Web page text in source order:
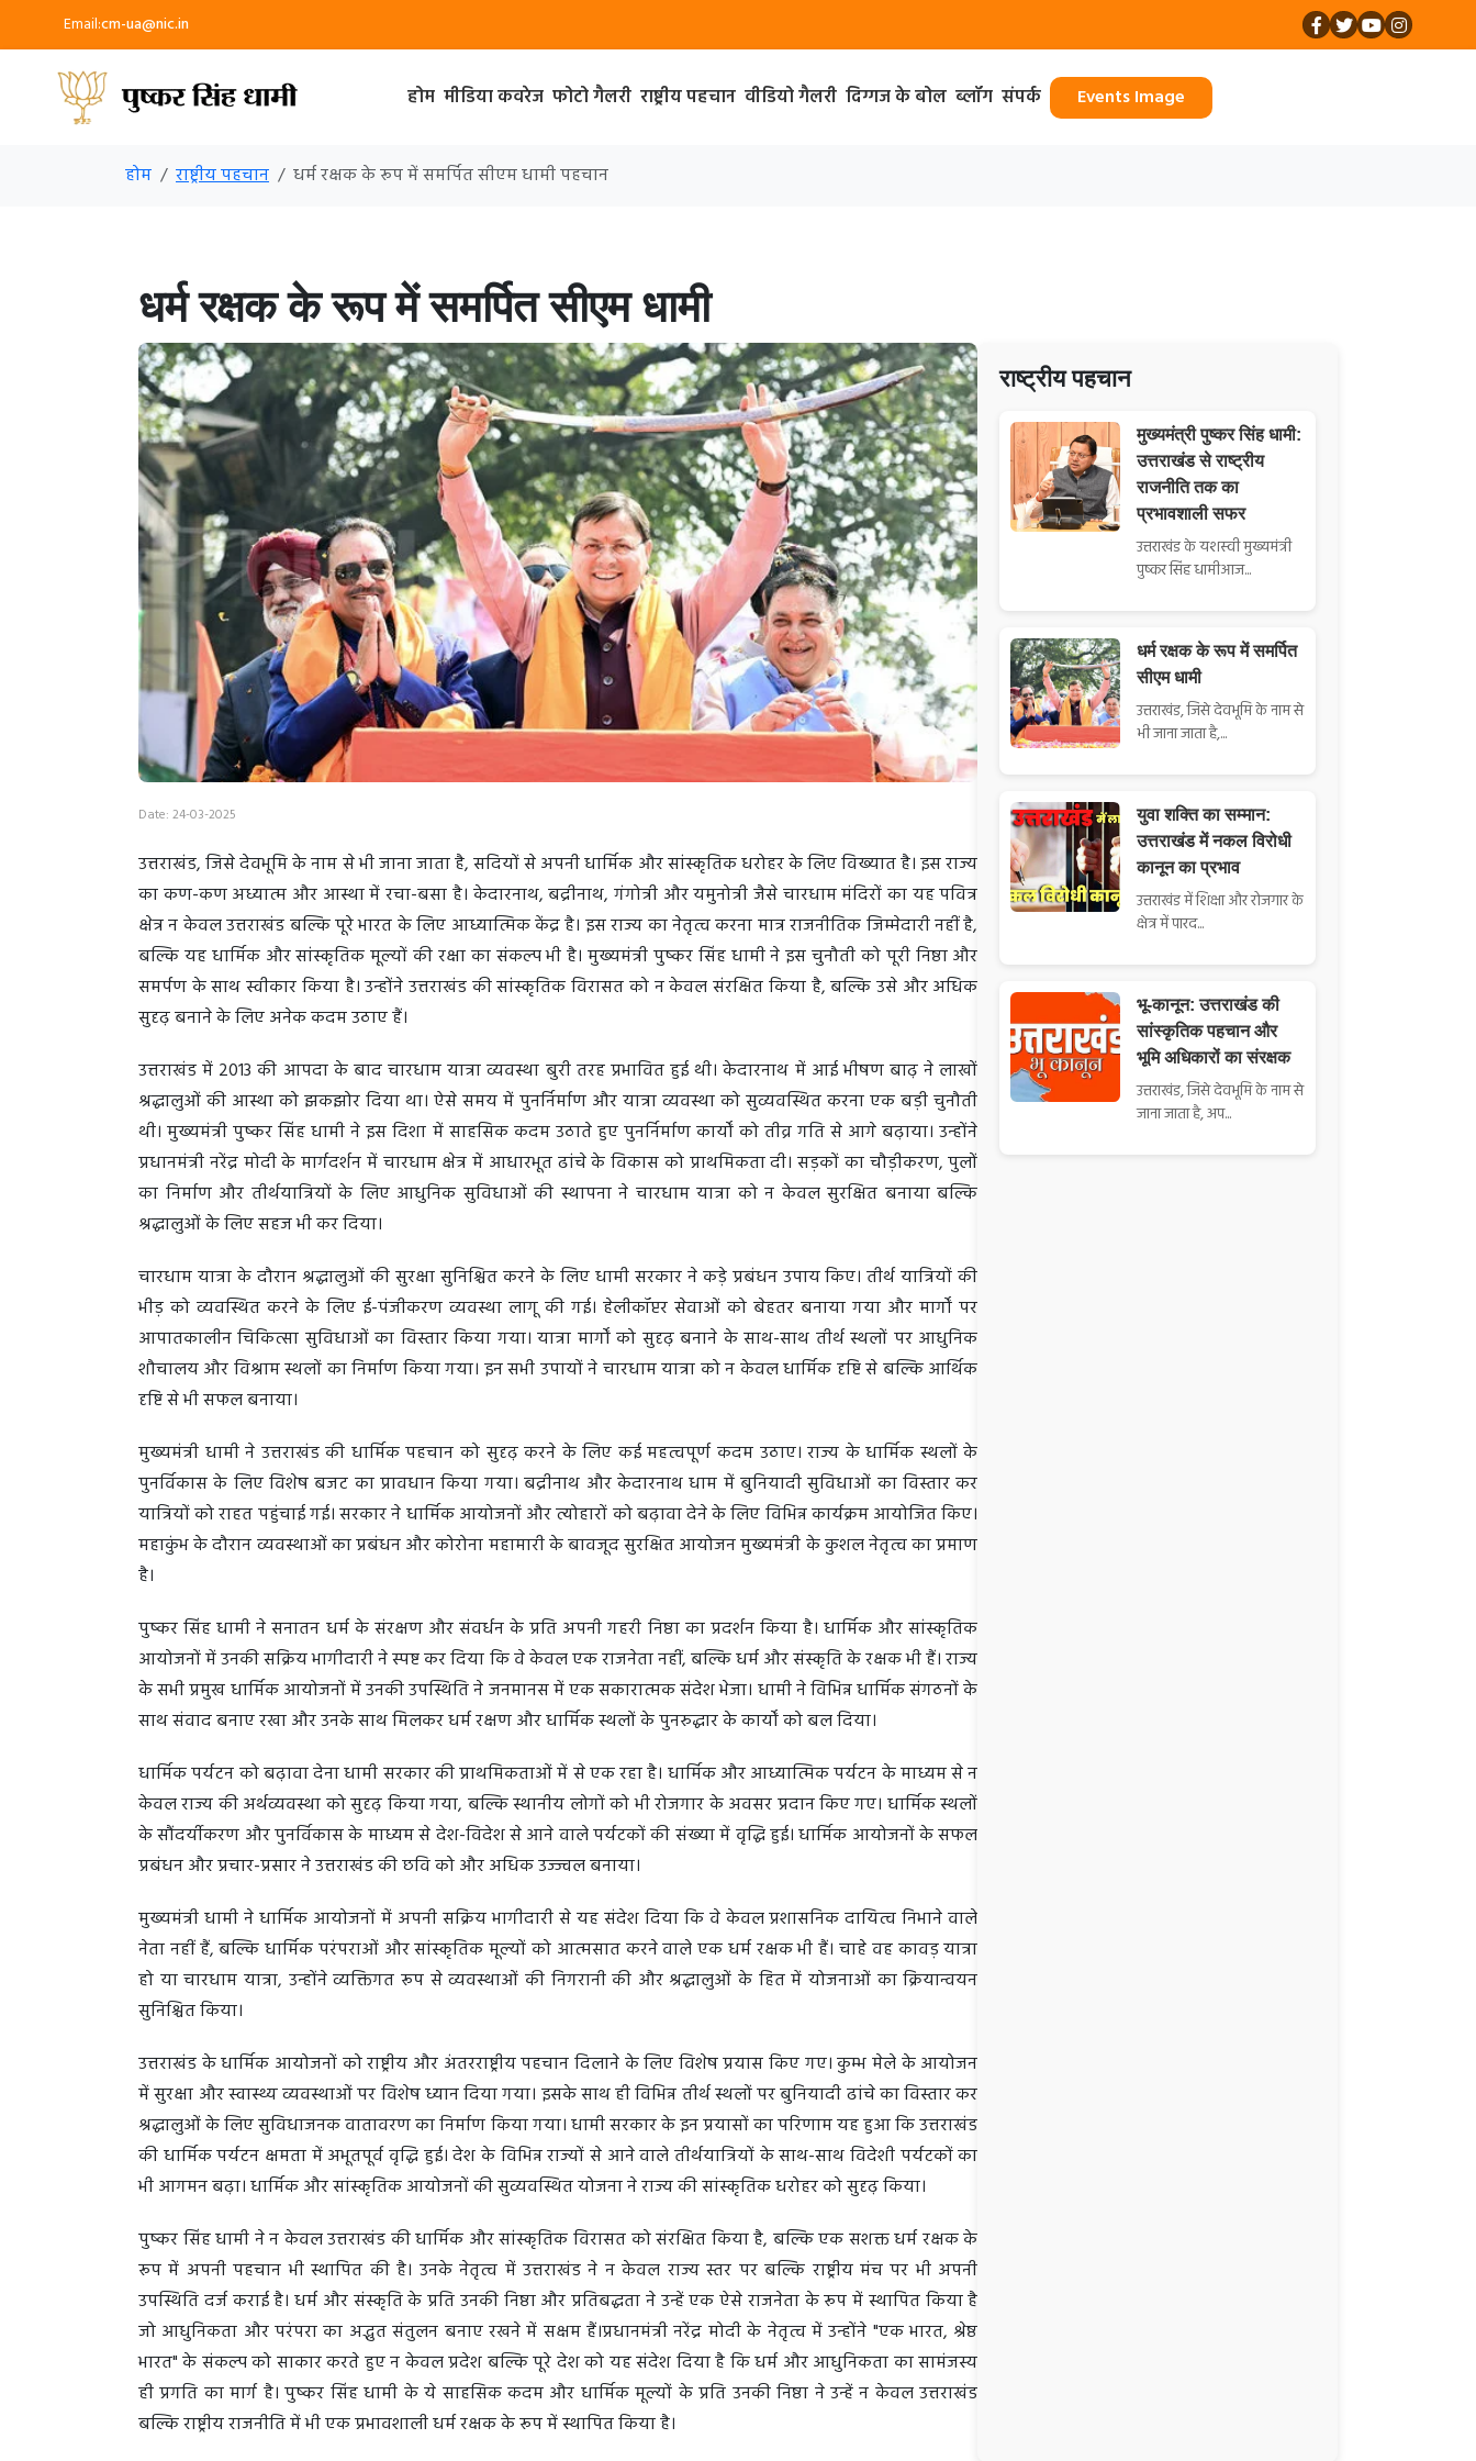
Email:cm-ua@nic.in
होम मीडिया कवरेज फोटो गैलरी राष्ट्रीय पहचान वीडियो गैलरी दिग्गज के बोल ब्लॉग संपर्क Events Image
होम राष्ट्रीय पहचान धर्म रक्षक के रूप में समर्पित सीएम धामी पहचान
धर्म रक्षक के रूप में समर्पित सीएम धामी
Date: 24-03-2025
उत्तराखंड, जिसे देवभूमि के नाम से भी जाना जाता है, सदियों से अपनी धार्मिक और सांस्कृतिक धरोहर के लिए विख्यात है। इस राज्य
का कण-कण अध्यात्म और आस्था में रचा-बसा है। केदारनाथ, बद्रीनाथ, गंगोत्री और यमुनोत्री जैसे चारधाम मंदिरों का यह पवित्र
क्षेत्र न केवल उत्तराखंड बल्कि पूरे भारत के लिए आध्यात्मिक केंद्र है। इस राज्य का नेतृत्व करना मात्र राजनीतिक जिम्मेदारी नहीं है,
बल्कि यह धार्मिक और सांस्कृतिक मूल्यों की रक्षा का संकल्प भी है। मुख्यमंत्री पुष्कर सिंह धामी ने इस चुनौती को पूरी निष्ठा और
समर्पण के साथ स्वीकार किया है। उन्होंने उत्तराखंड की सांस्कृतिक विरासत को न केवल संरक्षित किया है, बल्कि उसे और अधिक
सुदृढ़ बनाने के लिए अनेक कदम उठाए हैं।
उत्तराखंड में 2013 की आपदा के बाद चारधाम यात्रा व्यवस्था बुरी तरह प्रभावित हुई थी। केदारनाथ में आई भीषण बाढ़ ने लाखों
श्रद्धालुओं की आस्था को झकझोर दिया था। ऐसे समय में पुनर्निर्माण और यात्रा व्यवस्था को सुव्यवस्थित करना एक बड़ी चुनौती
थी। मुख्यमंत्री पुष्कर सिंह धामी ने इस दिशा में साहसिक कदम उठाते हुए पुनर्निर्माण कार्यों को तीव्र गति से आगे बढ़ाया। उन्होंने
प्रधानमंत्री नरेंद्र मोदी के मार्गदर्शन में चारधाम क्षेत्र में आधारभूत ढांचे के विकास को प्राथमिकता दी। सड़कों का चौड़ीकरण, पुलों
का निर्माण और तीर्थयात्रियों के लिए आधुनिक सुविधाओं की स्थापना ने चारधाम यात्रा को न केवल सुरक्षित बनाया बल्कि
श्रद्धालुओं के लिए सहज भी कर दिया।
चारधाम यात्रा के दौरान श्रद्धालुओं की सुरक्षा सुनिश्चित करने के लिए धामी सरकार ने कड़े प्रबंधन उपाय किए। तीर्थ यात्रियों की
भीड़ को व्यवस्थित करने के लिए ई-पंजीकरण व्यवस्था लागू की गई। हेलीकॉप्टर सेवाओं को बेहतर बनाया गया और मार्गों पर
आपातकालीन चिकित्सा सुविधाओं का विस्तार किया गया। यात्रा मार्गों को सुदृढ़ बनाने के साथ-साथ तीर्थ स्थलों पर आधुनिक
शौचालय और विश्राम स्थलों का निर्माण किया गया। इन सभी उपायों ने चारधाम यात्रा को न केवल धार्मिक दृष्टि से बल्कि आर्थिक
दृष्टि से भी सफल बनाया।
मुख्यमंत्री धामी ने उत्तराखंड की धार्मिक पहचान को सुदृढ़ करने के लिए कई महत्वपूर्ण कदम उठाए। राज्य के धार्मिक स्थलों के
पुनर्विकास के लिए विशेष बजट का प्रावधान किया गया। बद्रीनाथ और केदारनाथ धाम में बुनियादी सुविधाओं का विस्तार कर
यात्रियों को राहत पहुंचाई गई। सरकार ने धार्मिक आयोजनों और त्योहारों को बढ़ावा देने के लिए विभिन्न कार्यक्रम आयोजित किए।
महाकुंभ के दौरान व्यवस्थाओं का प्रबंधन और कोरोना महामारी के बावजूद सुरक्षित आयोजन मुख्यमंत्री के कुशल नेतृत्व का प्रमाण
है।
पुष्कर सिंह धामी ने सनातन धर्म के संरक्षण और संवर्धन के प्रति अपनी गहरी निष्ठा का प्रदर्शन किया है। धार्मिक और सांस्कृतिक
आयोजनों में उनकी सक्रिय भागीदारी ने स्पष्ट कर दिया कि वे केवल एक राजनेता नहीं, बल्कि धर्म और संस्कृति के रक्षक भी हैं। राज्य
के सभी प्रमुख धार्मिक आयोजनों में उनकी उपस्थिति ने जनमानस में एक सकारात्मक संदेश भेजा। धामी ने विभिन्न धार्मिक संगठनों के
साथ संवाद बनाए रखा और उनके साथ मिलकर धर्म रक्षण और धार्मिक स्थलों के पुनरुद्धार के कार्यों को बल दिया।
धार्मिक पर्यटन को बढ़ावा देना धामी सरकार की प्राथमिकताओं में से एक रहा है। धार्मिक और आध्यात्मिक पर्यटन के माध्यम से न
केवल राज्य की अर्थव्यवस्था को सुदृढ़ किया गया, बल्कि स्थानीय लोगों को भी रोजगार के अवसर प्रदान किए गए। धार्मिक स्थलों
के सौंदर्यीकरण और पुनर्विकास के माध्यम से देश-विदेश से आने वाले पर्यटकों की संख्या में वृद्धि हुई। धार्मिक आयोजनों के सफल
प्रबंधन और प्रचार-प्रसार ने उत्तराखंड की छवि को और अधिक उज्ज्वल बनाया।
मुख्यमंत्री धामी ने धार्मिक आयोजनों में अपनी सक्रिय भागीदारी से यह संदेश दिया कि वे केवल प्रशासनिक दायित्व निभाने वाले
नेता नहीं हैं, बल्कि धार्मिक परंपराओं और सांस्कृतिक मूल्यों को आत्मसात करने वाले एक धर्म रक्षक भी हैं। चाहे वह कावड़ यात्रा
हो या चारधाम यात्रा, उन्होंने व्यक्तिगत रूप से व्यवस्थाओं की निगरानी की और श्रद्धालुओं के हित में योजनाओं का क्रियान्वयन
सुनिश्चित किया।
उत्तराखंड के धार्मिक आयोजनों को राष्ट्रीय और अंतरराष्ट्रीय पहचान दिलाने के लिए विशेष प्रयास किए गए। कुम्भ मेले के आयोजन
में सुरक्षा और स्वास्थ्य व्यवस्थाओं पर विशेष ध्यान दिया गया। इसके साथ ही विभिन्न तीर्थ स्थलों पर बुनियादी ढांचे का विस्तार कर
श्रद्धालुओं के लिए सुविधाजनक वातावरण का निर्माण किया गया। धामी सरकार के इन प्रयासों का परिणाम यह हुआ कि उत्तराखंड
की धार्मिक पर्यटन क्षमता में अभूतपूर्व वृद्धि हुई। देश के विभिन्न राज्यों से आने वाले तीर्थयात्रियों के साथ-साथ विदेशी पर्यटकों का
भी आगमन बढ़ा। धार्मिक और सांस्कृतिक आयोजनों की सुव्यवस्थित योजना ने राज्य की सांस्कृतिक धरोहर को सुदृढ़ किया।
पुष्कर सिंह धामी ने न केवल उत्तराखंड की धार्मिक और सांस्कृतिक विरासत को संरक्षित किया है, बल्कि एक सशक्त धर्म रक्षक के
रूप में अपनी पहचान भी स्थापित की है। उनके नेतृत्व में उत्तराखंड ने न केवल राज्य स्तर पर बल्कि राष्ट्रीय मंच पर भी अपनी
उपस्थिति दर्ज कराई है। धर्म और संस्कृति के प्रति उनकी निष्ठा और प्रतिबद्धता ने उन्हें एक ऐसे राजनेता के रूप में स्थापित किया है
जो आधुनिकता और परंपरा का अद्भुत संतुलन बनाए रखने में सक्षम हैं।प्रधानमंत्री नरेंद्र मोदी के नेतृत्व में उन्होंने "एक भारत, श्रेष्ठ
भारत" के संकल्प को साकार करते हुए न केवल प्रदेश बल्कि पूरे देश को यह संदेश दिया है कि धर्म और आधुनिकता का सामंजस्य
ही प्रगति का मार्ग है। पुष्कर सिंह धामी के ये साहसिक कदम और धार्मिक मूल्यों के प्रति उनकी निष्ठा ने उन्हें न केवल उत्तराखंड
बल्कि राष्ट्रीय राजनीति में भी एक प्रभावशाली धर्म रक्षक के रूप में स्थापित किया है।
राष्ट्रीय पहचान
मुख्यमंत्री पुष्कर सिंह धामी:
उत्तराखंड से राष्ट्रीय
राजनीति तक का
प्रभावशाली सफर
उत्तराखंड के यशस्वी मुख्यमंत्री
पुष्कर सिंह धामीआज...
धर्म रक्षक के रूप में समर्पित
सीएम धामी
उत्तराखंड, जिसे देवभूमि के नाम से
भी जाना जाता है,...
युवा शक्ति का सम्मान:
उत्तराखंड में नकल विरोधी
कानून का प्रभाव
उत्तराखंड में शिक्षा और रोजगार के
क्षेत्र में पारद...
भू-कानून: उत्तराखंड की
सांस्कृतिक पहचान और
भूमि अधिकारों का संरक्षक
उत्तराखंड, जिसे देवभूमि के नाम से
जाना जाता है, अप...